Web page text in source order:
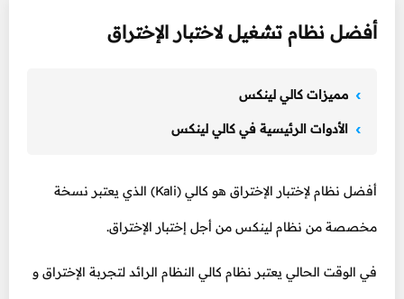
أفضل نظام تشغيل لاختبار الإختراق
مميزات كالي لينكس
الأدوات الرئيسية في كالي لينكس
أفضل نظام لإختبار الإختراق هو كالي (Kali) الذي يعتبر نسخة
مخصصة من نظام لينكس من أجل إختبار الإختراق.
في الوقت الحالي يعتبر نظام كالي النظام الرائد لتجربة الإختراق و